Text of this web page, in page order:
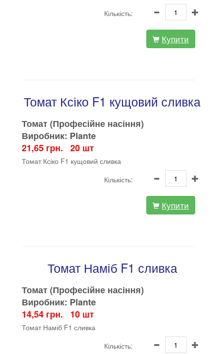
Кількість:
Купити
Томат Ксіко F1 кущовий сливка
Томат (Професійне насіння)
Виробник: Plante
21,65 грн. 20 шт
Томат Ксіко F1 кущовий сливка
Кількість:
Купити
Томат Наміб F1 сливка
Томат (Професійне насіння)
Виробник: Plante
14,54 грн. 10 шт
Томат Наміб F1 сливка
Кількість: